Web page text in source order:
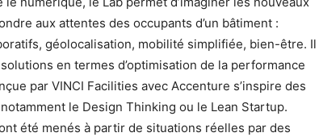
aux attentes des occupants d’un bâtiment :
géolocalisation, mobilité simplifiée, bien-être. Il
en termes d’optimisation de la performance
par VINCI Facilities avec Accenture s’inspire des
le Design Thinking ou le Lean Startup.
été menés à partir de situations réelles par des